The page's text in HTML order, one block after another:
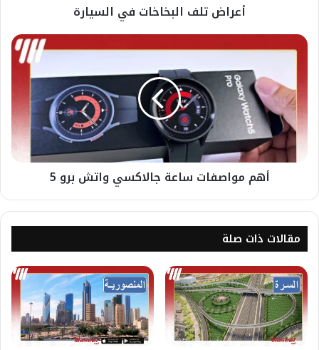
أعراض تلف البخاخات في السيارة
أهم مواصفات ساعة جالاكسي واتش برو 5
مقالات ذات صلة